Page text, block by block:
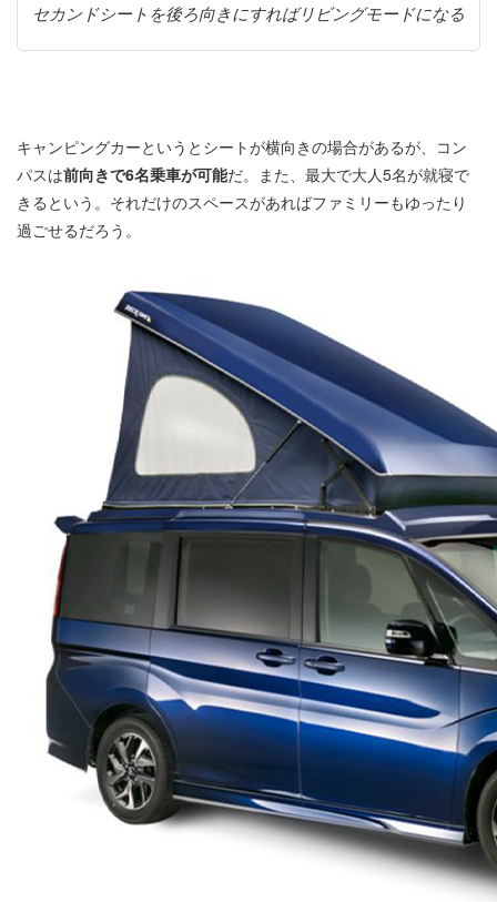
セカンドシートを後ろ向きにすればリビングモードになる
キャンピングカーというとシートが横向きの場合があるが、コン
パスは前向きで6名乗車が可能だ。また、最大で大人5名が就寝で
きるという。それだけのスペースがあればファミリーもゆったり
過ごせるだろう。